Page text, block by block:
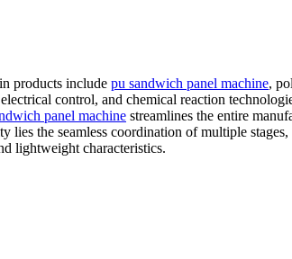
products include pu sandwich panel machine,
control, and chemical reaction
panel machine streamlines the entire
the seamless coordination of multiple
lightweight characteristics.